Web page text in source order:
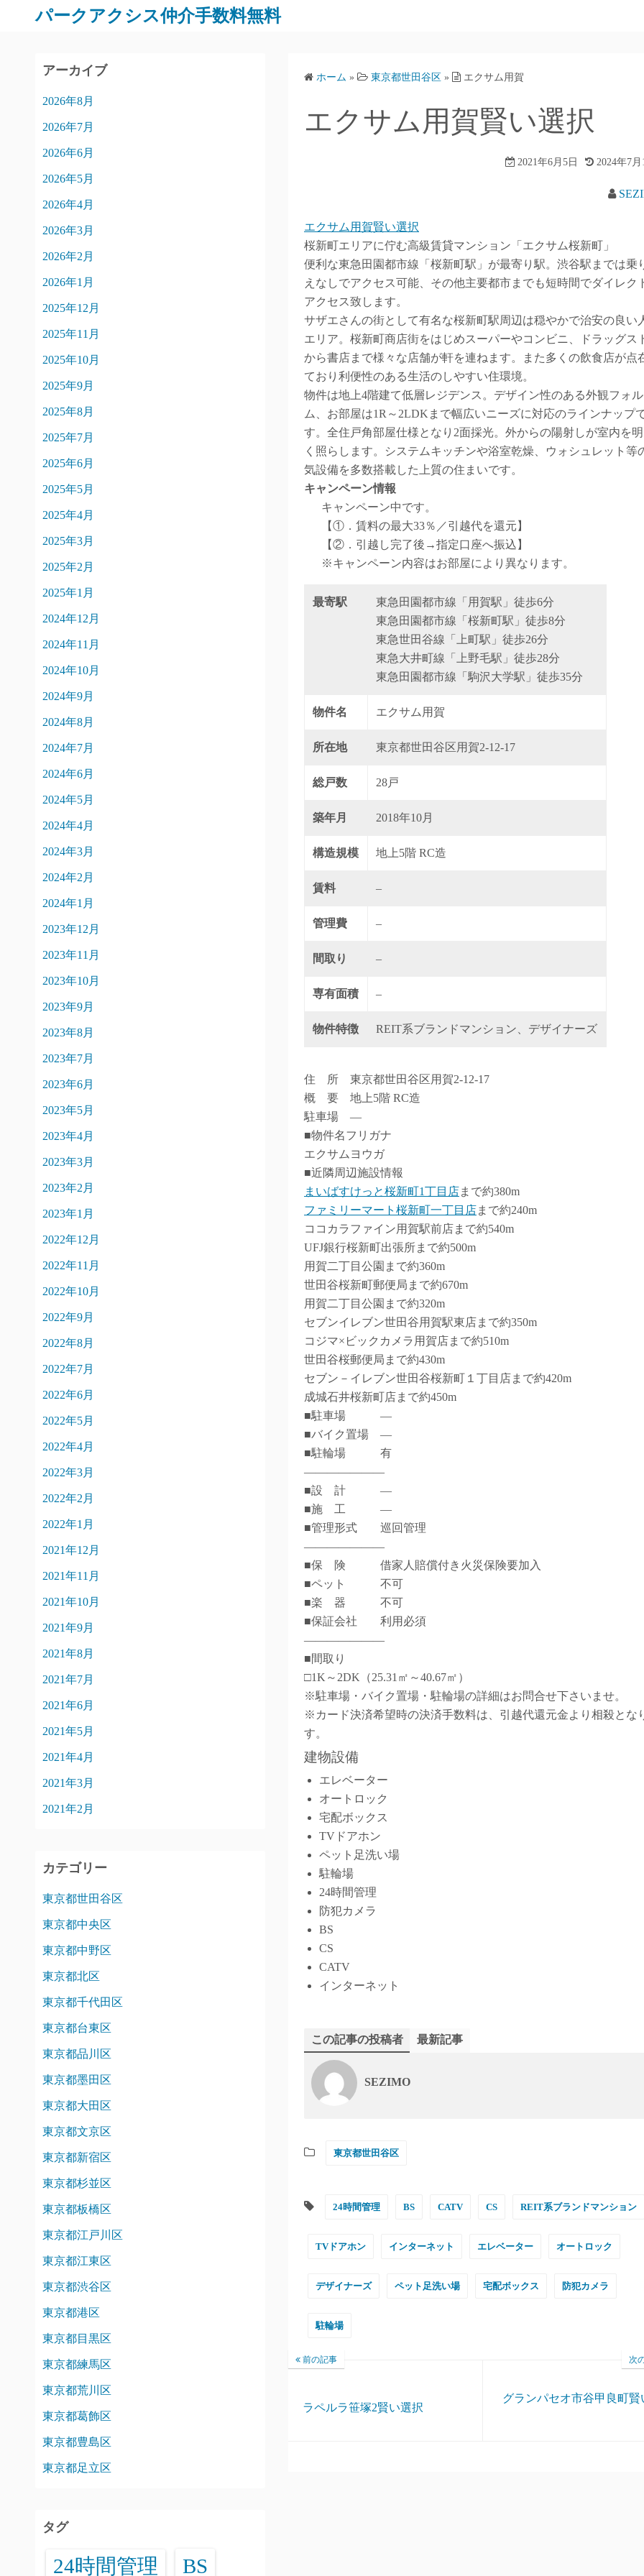
パークアクシス仲介手数料無料
ホーム » 東京都世田谷区 » エクサム用賀
エクサム用賀賢い選択
2021年6月5日 2024年7月
エクサム用賀賢い選択
桜新町エリアに佇む高級賃貸マンション「エクサム桜新町」
便利な東急田園都市線「桜新町駅」が最寄り駅。渋谷駅までは乗
えなしでアクセス可能、その他主要都市までも短時間でダイレク
アクセス致します。
サザエさんの街として有名な桜新町駅周辺は穏やかで治安の良い
エリア。桜新町商店街をはじめスーパーやコンビニ、ドラッグス
から書店まで様々な店舗が軒を連ねます。また多くの飲食店が点
ており利便性のある生活のしやすい住環境。
物件は地上4階建て低層レジデンス。デザイン性のある外観フォル
ム、お部屋は1R～2LDKまで幅広いニーズに対応のラインナップ
す。全住戸角部屋仕様となり2面採光。外からの陽射しが室内を
く照らします。システムキッチンや浴室乾燥、ウォシュレット等
気設備を多数搭載した上質の住まいです。
キャンペーン情報
キャンペーン中です。
【①．賃料の最大33％／引越代を還元】
【②．引越し完了後→指定口座へ振込】
※キャンペーン内容はお部屋により異なります。
最寄駅
東急田園都市線「用賀駅」徒歩6分
東急田園都市線「桜新町駅」徒歩8分
東急世田谷線「上町駅」徒歩26分
東急大井町線「上野毛駅」徒歩28分
東急田園都市線「駒沢大学駅」徒歩35分
物件名 エクサム用賀
所在地 東京都世田谷区用賀2-12-17
総戸数 28戸
築年月 2018年10月
構造規模 地上5階 RC造
賃料 –
管理費 –
間取り –
専有面積 –
物件特徴 REIT系ブランドマンション、デザイナーズ
住 所 東京都世田谷区用賀2-12-17
概 要 地上5階 RC造
駐車場 ―
■物件名フリガナ
エクサムヨウガ
■近隣周辺施設情報
まいばすけっと桜新町1丁目店まで約380m
ファミリーマート桜新町一丁目店まで約240m
ココカラファイン用賀駅前店まで約540m
UFJ銀行桜新町出張所まで約500m
用賀二丁目公園まで約360m
世田谷桜新町郵便局まで約670m
用賀二丁目公園まで約320m
セブンイレブン世田谷用賀駅東店まで約350m
コジマ×ビックカメラ用賀店まで約510m
世田谷桜郵便局まで約430m
セブン－イレブン世田谷桜新町１丁目店まで約420m
成城石井桜新町店まで約450m
■駐車場 ―
■バイク置場 ―
■駐輪場 有
―――――――
■設 計 ―
■施 工 ―
■管理形式 巡回管理
―――――――
■保 険 借家人賠償付き火災保険要加入
■ペット 不可
■楽 器 不可
■保証会社 利用必須
―――――――
■間取り
□1K～2DK（25.31㎡～40.67㎡）
※駐車場・バイク置場・駐輪場の詳細はお問合せ下さいませ。
※カード決済希望時の決済手数料は、引越代還元金より相殺とな
す。
建物設備
エレベーター
オートロック
宅配ボックス
TVドアホン
ペット足洗い場
駐輪場
24時間管理
防犯カメラ
BS
CS
CATV
インターネット
この記事の投稿者 最新記事
SEZIMO
東京都世田谷区
24時間管理 BS CATV CS REIT系ブランドマンション
TVドアホン インターネット エレベーター オートロック
デザイナーズ ペット足洗い場 宅配ボックス 防犯カメラ
駐輪場
前の記事
ラペルラ笹塚2賢い選択
次
グランパセオ市谷甲良町賢
アーカイブ
2026年8月
2026年7月
2026年6月
2026年5月
2026年4月
2026年3月
2026年2月
2026年1月
2025年12月
2025年11月
2025年10月
2025年9月
2025年8月
2025年7月
2025年6月
2025年5月
2025年4月
2025年3月
2025年2月
2025年1月
2024年12月
2024年11月
2024年10月
2024年9月
2024年8月
2024年7月
2024年6月
2024年5月
2024年4月
2024年3月
2024年2月
2024年1月
2023年12月
2023年11月
2023年10月
2023年9月
2023年8月
2023年7月
2023年6月
2023年5月
2023年4月
2023年3月
2023年2月
2023年1月
2022年12月
2022年11月
2022年10月
2022年9月
2022年8月
2022年7月
2022年6月
2022年5月
2022年4月
2022年3月
2022年2月
2022年1月
2021年12月
2021年11月
2021年10月
2021年9月
2021年8月
2021年7月
2021年6月
2021年5月
2021年4月
2021年3月
2021年2月
カテゴリー
東京都世田谷区
東京都中央区
東京都中野区
東京都北区
東京都千代田区
東京都台東区
東京都品川区
東京都墨田区
東京都大田区
東京都文京区
東京都新宿区
東京都杉並区
東京都板橋区
東京都江戸川区
東京都江東区
東京都渋谷区
東京都港区
東京都目黒区
東京都練馬区
東京都荒川区
東京都葛飾区
東京都豊島区
東京都足立区
タグ
24時間管理 BS